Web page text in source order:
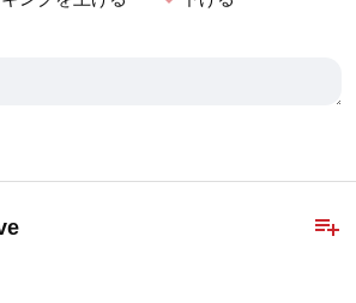
playlist_add